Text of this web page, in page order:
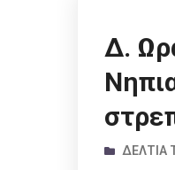
Δ.
ΔΕΛΤΊΑ